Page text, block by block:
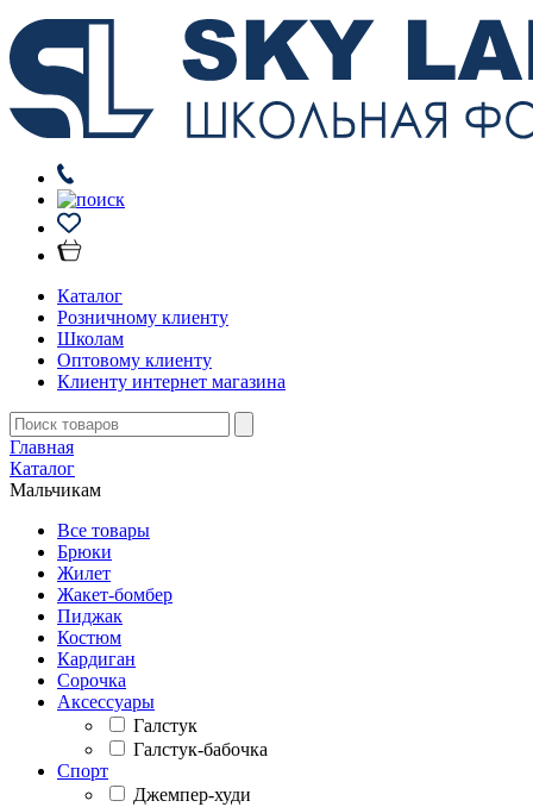
Каталог
Розничному клиенту
Школам
Оптовому клиенту
Клиенту интернет магазина
Главная
Каталог
Мальчикам
Все товары
Брюки
Жилет
Жакет-бомбер
Пиджак
Костюм
Кардиган
Сорочка
Аксессуары
Галстук
Галстук-бабочка
Спорт
Джемпер-худи